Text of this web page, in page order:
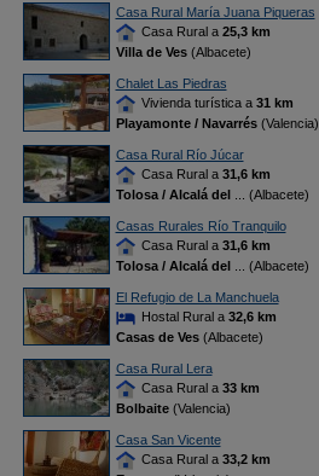
Casa Rural María Juana Piqueras
Casa Rural a 25,3 km
Villa de Ves(Albacete)
Chalet Las Piedras
Vivienda turística a 31 km
Playamonte / Navarrés(Valencia)
Casa Rural Río Júcar
Casa Rural a 31,6 km
Tolosa / Alcalá del
... (Albacete)
Casas Rurales Río Tranquilo
Casa Rural a 31,6 km
Tolosa / Alcalá del
... (Albacete)
El Refugio de La Manchuela
Hostal Rural a 32,6 km
Casas de Ves(Albacete)
Casa Rural Lera
Casa Rural a 33 km
Bolbaite(Valencia)
Casa San Vicente
Casa Rural a 33,2 km